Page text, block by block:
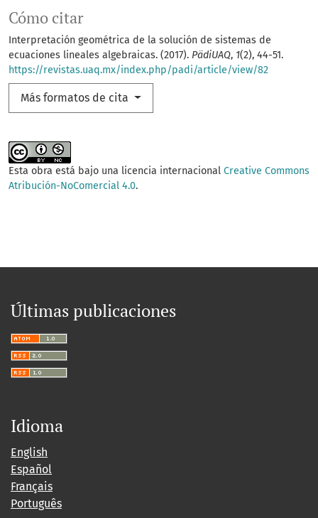
Cómo citar
Interpretación geométrica de la solución de sistemas de
ecuaciones lineales algebraicas. (2017). PädiUAQ, 1(2), 44-51.
https://revistas.uaq.mx/index.php/padi/article/view/82
Más formatos de cita
Esta obra está bajo una licencia internacional Creative Commons
Atribución-NoComercial 4.0.
Últimas publicaciones
Idioma
English
Español
Français
Português